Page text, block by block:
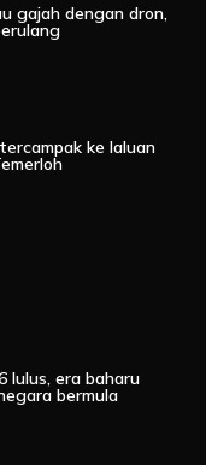
gajah dengan dron,
ke laluan
lulus, era baharu
bermula